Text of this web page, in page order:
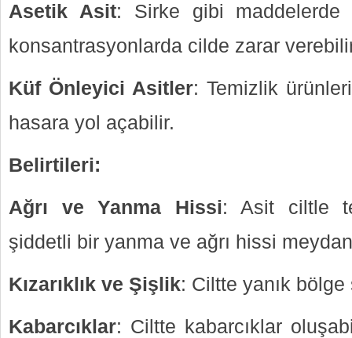
Asetik Asit: Sirke gibi maddelerde
konsantrasyonlarda cilde zarar
Küf Önleyici Asitler: Temizlik
hasara yol açabilir.
Belirtileri:
Ağrı ve Yanma Hissi: Asit ciltle
şiddetli bir yanma ve ağrı hissi
Kızarıklık ve Şişlik: Ciltte yanık bölge
Kabarcıklar: Ciltte kabarcıklar